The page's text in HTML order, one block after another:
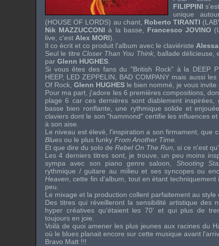
FILIPPINI
unique
(HOUSE OF LORDS) au chant, Roberto TIRANTI (
Nik MAZZUCCONIà la basse, Francesco JOVINO (
live , c'est Alex MORI).
Il co écrit et co produit l'album avec le claviériste
Seul le titre Closer Than You Think, ballade délicieuse,
par Glenn HUGHES
Si vous êtes des fans du "British Rock" à la DEEP
HEEP, LED ZEPPELIN BAD COMPANY mais aussi
Of Rock Glenn HUGHES le bien nommé, je vous
Pour ma part, j'adore les 6 premières compositions,
plage 6 car ces dernières sont diablement inspirées,
basse bien ronflante, une rythmique solide et
claviers dont le son "hammond" certifie les influences
à son aise.
Le niveau est élevé, l'inspiration a son firmament, que
Blues ou le plus funky From Another Time
Et que dire du solo de Rebel On The Run, si ce n'est
Les 4 derniers titres sont, je trouve, un peu moins
sympa avec son piano genresaloon
Shooting
rythmique / guitare au milieu et ses syncopes ou
Heaven , cette fin d'album, tout en étant
peu.
Le mixage et la production collent parfaitement au style
Des titres qui réveilleront la sensibilité artistique des
hyper créatives qu'étaient les 70' et qui plus de
toujours en joie.
Voilà de quoi amener les plus jeunes aux racines du
où le blues planait encore sur cette musique avant
Bravo Matt !!!